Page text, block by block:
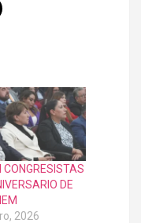
CONGRESISTAS
DE
2026